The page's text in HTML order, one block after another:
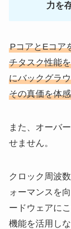
力を
PコアとEコア
チタスク性能
にバックグラ
その真価を体
また、オーバ
せません。
クロック周波
ォーマンスを
ードウェアに
機能を活用し